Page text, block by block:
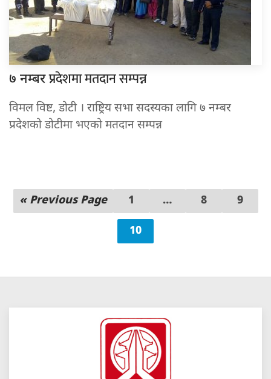
७ नम्बरप्रदेशमा मतदान सम्पन्न
विमल विष्ट, डोटी । राष्ट्रिय सभा सदस्यका लागि ७ नम्बर
प्रदेशको डोटीमा भएको मतदान सम्पन्न
« Previous Page 1 … 8 9
10